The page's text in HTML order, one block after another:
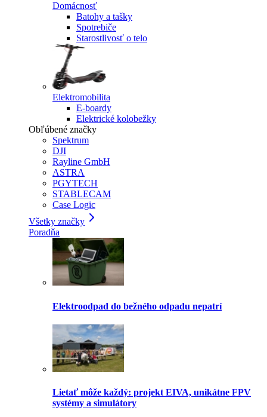
Domácnosť
Batohy a tašky
Spotrebiče
Starostlivosť o telo
Elektromobilita
E-boardy
Elektrické kolobežky
Obľúbené značky
Spektrum
DJI
Rayline GmbH
ASTRA
PGYTECH
STABLECAM
Case Logic
Všetky značky
Poradňa
Elektroodpad do bežného odpadu nepatrí
Lietať môže každý: projekt EIVA, unikátne FPV
systémy a simulátory